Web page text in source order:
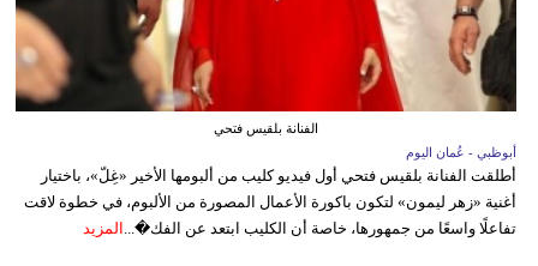
الفنانة بلقيس فتحي
أبوظبي - عُمان اليوم
أطلقت الفنانة بلقيس فتحي أول فيديو كليب من ألبومها الأخير «غِلّ»، باختيار
أغنية «زهر ليمون» لتكون باكورة الأعمال المصورة من الألبوم، في خطوة لاقت
تفاعلًا واسعًا من جمهورها، خاصة أن الكليب ابتعد عن الفك�...
المزيد